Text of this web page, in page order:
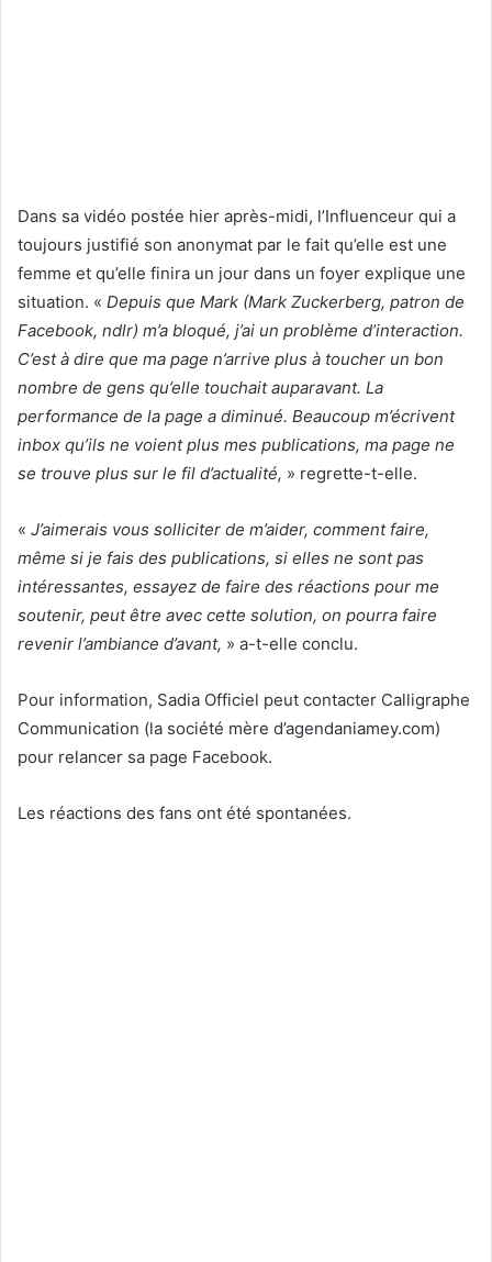
Dans sa vidéo postée hier après-midi, l’Influenceur qui a
toujours justifié son anonymat par le fait qu’elle est une
femme et qu’elle finira un jour dans un foyer explique une
situation. « Depuis que Mark (Mark Zuckerberg, patron de
Facebook, ndlr) m’a bloqué, j’ai un problème d’interaction.
C’est à dire que ma page n’arrive plus à toucher un bon
nombre de gens qu’elle touchait auparavant. La
performance de la page a diminué. Beaucoup m’écrivent
inbox qu’ils ne voient plus mes publications, ma page ne
se trouve plus sur le fil d’actualité, » regrette-t-elle.
« J’aimerais vous solliciter de m’aider, comment faire,
même si je fais des publications, si elles ne sont pas
intéressantes, essayez de faire des réactions pour me
soutenir, peut être avec cette solution, on pourra faire
revenir l’ambiance d’avant, » a-t-elle conclu.
Pour information, Sadia Officiel peut contacter Calligraphe
Communication (la société mère d’agendaniamey.com)
pour relancer sa page Facebook.
Les réactions des fans ont été spontanées.